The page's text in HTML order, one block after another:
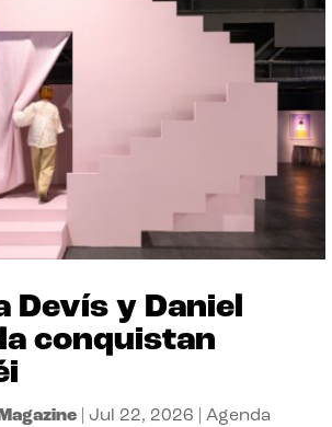
Devís y Daniel
conquistan
Jul 22, 2026 |Agenda